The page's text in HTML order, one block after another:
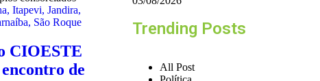
, Itapevi, Jandira,
, São Roque
CIOESTE
de
Trending Posts
All Post